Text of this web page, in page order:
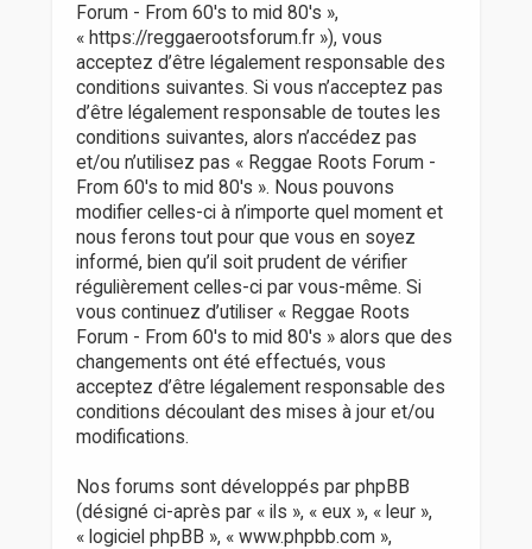
Forum - From 60's to mid 80's »,
« https://reggaerootsforum.fr »), vous
acceptez d’être légalement responsable des
conditions suivantes. Si vous n’acceptez pas
d’être légalement responsable de toutes les
conditions suivantes, alors n’accédez pas
et/ou n’utilisez pas « Reggae Roots Forum -
From 60's to mid 80's ». Nous pouvons
modifier celles-ci à n’importe quel moment et
nous ferons tout pour que vous en soyez
informé, bien qu’il soit prudent de vérifier
régulièrement celles-ci par vous-même. Si
vous continuez d’utiliser « Reggae Roots
Forum - From 60's to mid 80's » alors que des
changements ont été effectués, vous
acceptez d’être légalement responsable des
conditions découlant des mises à jour et/ou
modifications.
Nos forums sont développés par phpBB
(désigné ci-après par « ils », « eux », « leur »,
« logiciel phpBB », « www.phpbb.com »,